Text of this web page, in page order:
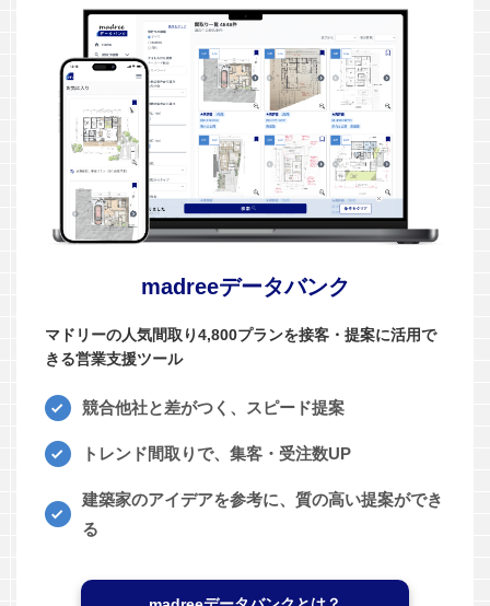
madreeデータバンク
マドリーの人気間取り4,800プランを接客・提案に活用で
きる営業支援ツール
競合他社と差がつく、スピード提案
トレンド間取りで、集客・受注数UP
建築家のアイデアを参考に、質の高い提案ができ
る